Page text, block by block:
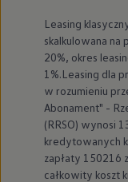
Leasing
skalkulowana
20%, okres
1%.Leasing dla
w rozumieniu
Abonament" -
(RRSO) wynosi
kredytowanych
zapłaty 150216
całkowity koszt